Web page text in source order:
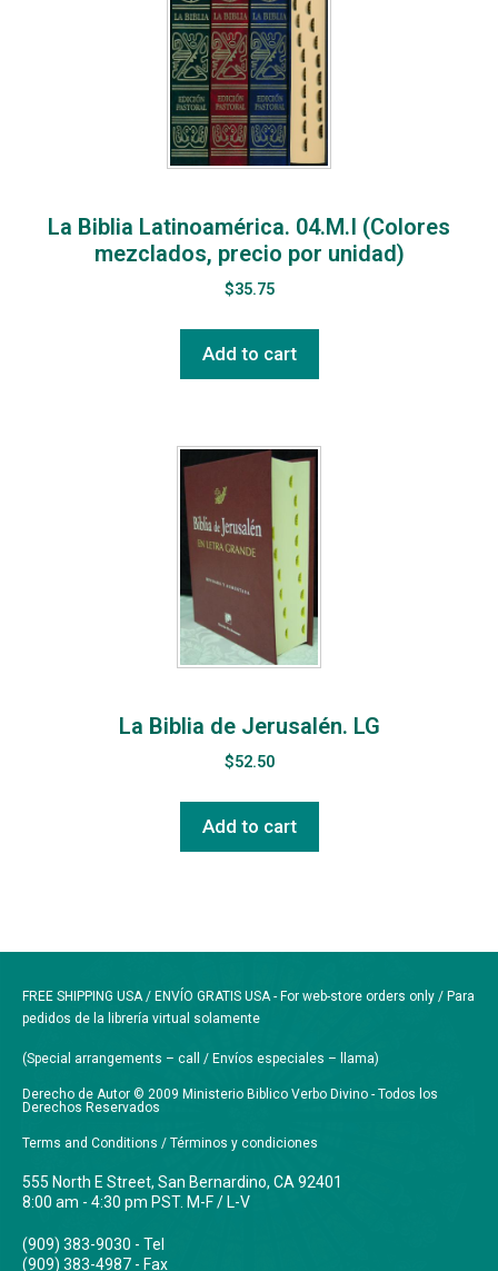
La Biblia Latinoamérica. 04.M.I (Colores
mezclados, precio por unidad)
$35.75
Add to cart
La Biblia de Jerusalén. LG
$52.50
Add to cart
FREE SHIPPING USA / ENVÍO GRATIS USA - For web-store orders only / Para
pedidos de la librería virtual solamente
(Special arrangements – call / Envíos especiales – llama)
Derecho de Autor © 2009 Ministerio Biblico Verbo Divino - Todos los
Derechos Reservados
Terms and Conditions / Términos y condiciones
555 North E Street, San Bernardino, CA 92401
8:00 am - 4:30 pm PST. M-F / L-V
(909) 383-9030 - Tel
(909) 383-4987 - Fax